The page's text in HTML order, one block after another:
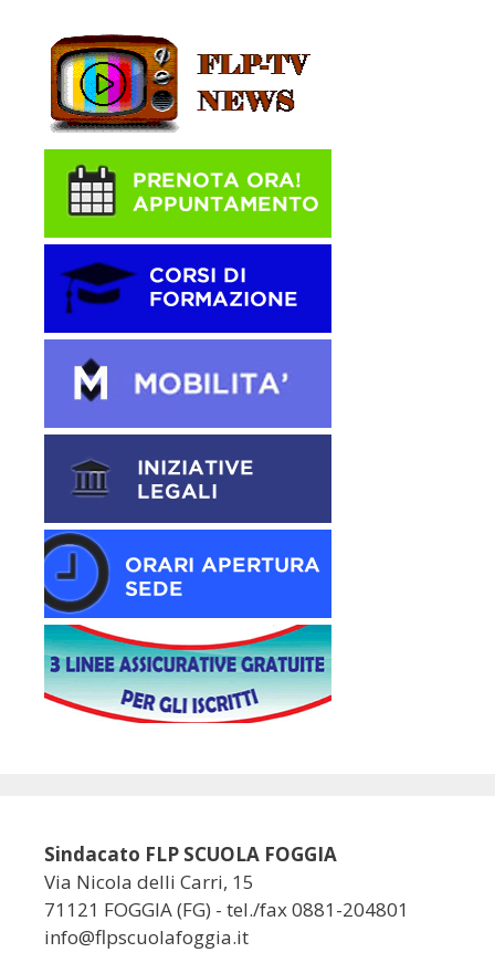
Sindacato FLP SCUOLA FOGGIA
Via Nicola delli Carri, 15
71121 FOGGIA (FG) - tel./fax 0881-204801
info@flpscuolafoggia.it